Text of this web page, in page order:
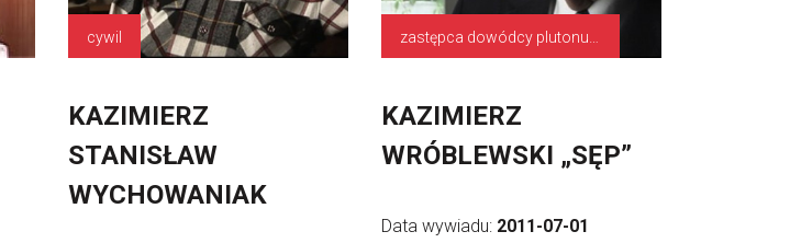
cywil
KAZIMIERZ
STANISŁAW
WYCHOWANIAK
KAZIMIERZ
WRÓBLEWSKI „SĘP”
Data wywiadu: 2011-07-01